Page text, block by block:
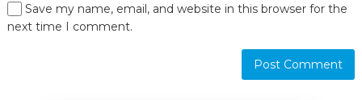
Save my name, email, and website in this browser for the
next time I comment.